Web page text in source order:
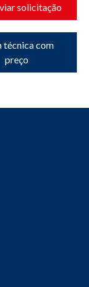
solicitação
técnica com
preço